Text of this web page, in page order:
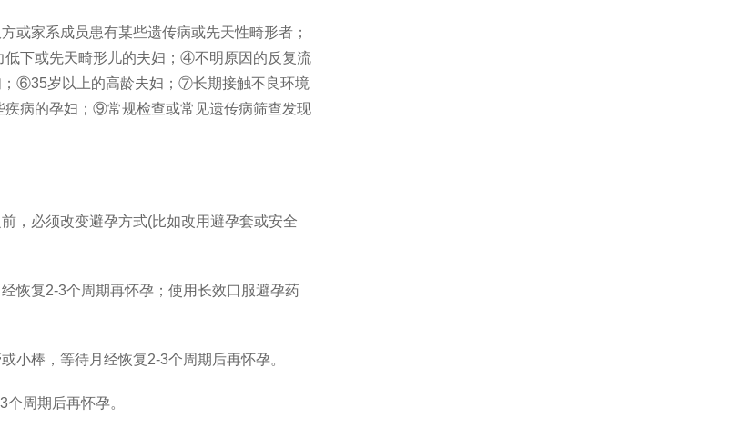
家系成员患有某些遗传病或先天性畸形者；
下或先天畸形儿的夫妇；④不明原因的反复流
⑥35岁以上的高龄夫妇；⑦长期接触不良环境
病的孕妇；⑨常规检查或常见遗传病筛查发现
必须改变避孕方式(比如改用避孕套或安全
复2-3个周期再怀孕；使用长效口服避孕药
棒，等待月经恢复2-3个周期后再怀孕。
周期后再怀孕。